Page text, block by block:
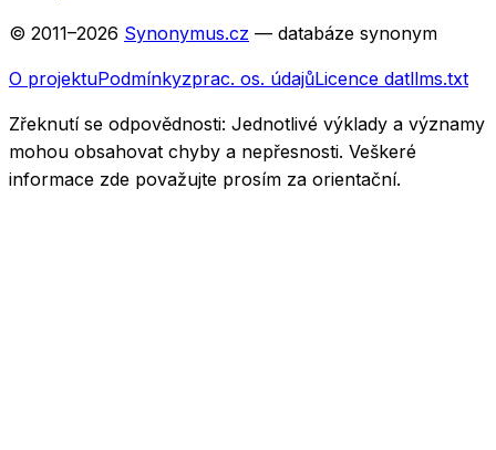
© 2011–2026 Synonymus.cz — databáze synonym
O projektuPodmínkyzprac. os. údajůLicence datllms.txt
Zřeknutí se odpovědnosti: Jednotlivé výklady a významy
mohou obsahovat chyby a nepřesnosti. Veškeré
informace zde považujte prosím za orientační.